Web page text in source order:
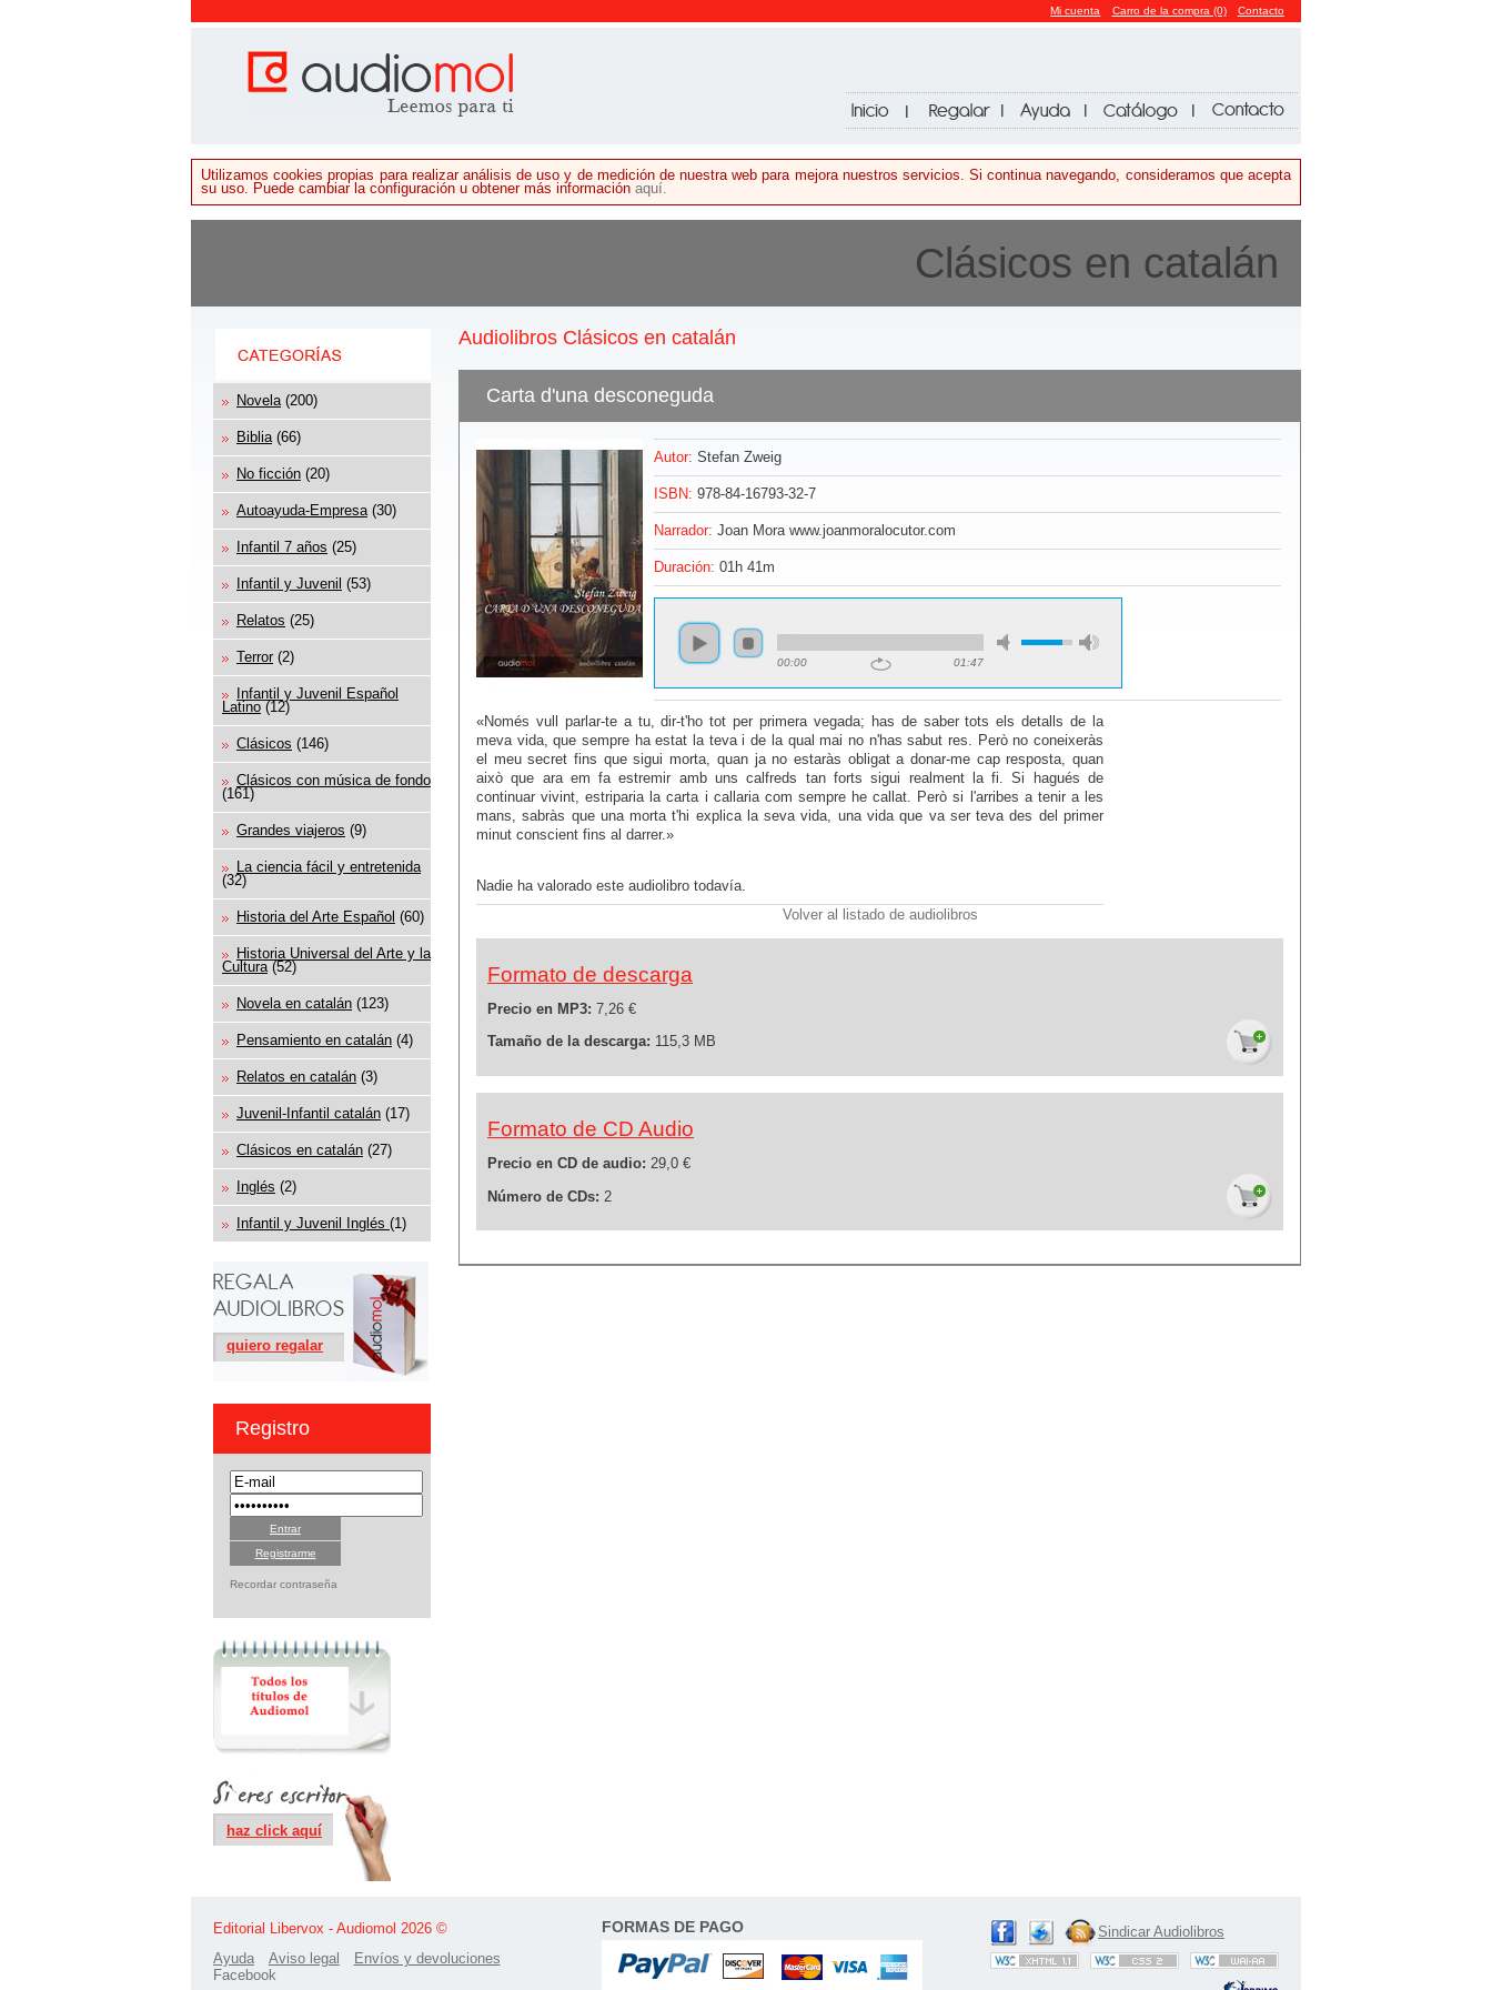
Contacto
Carro de la compra (0)
Mi cuenta
Utilizamos cookies propias para realizar análisis de uso y de medición de nuestra web para mejora nuestros servicios. Si continua navegando, consideramos que acepta
su uso. Puede cambiar la configuración u obtener más información aquí.
Clásicos en catalán
Novela (200)
Biblia (66)
No ficción (20)
Autoayuda-Empresa (30)
Infantil 7 años (25)
Infantil y Juvenil (53)
Relatos (25)
Terror (2)
Infantil y Juvenil Español
Latino(12)
Clásicos (146)
Clásicos con música de fondo
(161)
Grandes viajeros (9)
La ciencia fácil y entretenida
(32)
Historia del Arte Español (60)
Historia Universal del Arte y la
Cultura(52)
Novela en catalán (123)
Pensamiento en catalán (4)
Relatos en catalán (3)
Juvenil-Infantil catalán (17)
Clásicos en catalán (27)
Inglés (2)
Infantil y Juvenil Inglés (1)
quiero regalar
Registro
Registrarme
Recordar contraseña
haz click aquí
Audiolibros Clásicos en catalán
Carta d'una desconeguda
Autor: Stefan Zweig
ISBN: 978-84-16793-32-7
Narrador: Joan Mora www.joanmoralocutor.com
Duración: 01h 41m
00:00 01:47
«Només vull parlar-te a tu, dir-t'ho tot per primera vegada; has de saber tots els detalls de la
meva vida, que sempre ha estat la teva i de la qual mai no n'has sabut res. Però no coneixeràs
el meu secret fins que sigui morta, quan ja no estaràs obligat a donar-me cap resposta, quan
això que ara em fa estremir amb uns calfreds tan forts sigui realment la fi. Si hagués de
continuar vivint, estriparia la carta i callaria com sempre he callat. Però si l'arribes a tenir a les
mans, sabràs que una morta t'hi explica la seva vida, una vida que va ser teva des del primer
minut conscient fins al darrer.»
Nadie ha valorado este audiolibro todavía.
Volver al listado de audiolibros
Formato de descarga
Precio en MP3: 7,26 €
Tamaño de la descarga: 115,3 MB
Formato de CD Audio
Precio en CD de audio: 29,0 €
Número de CDs: 2
Editorial Libervox - Audiomol 2026 ©
Ayuda
Aviso legal
Envíos y devoluciones
Facebook
FORMAS DE PAGO Sindicar Audiolibros